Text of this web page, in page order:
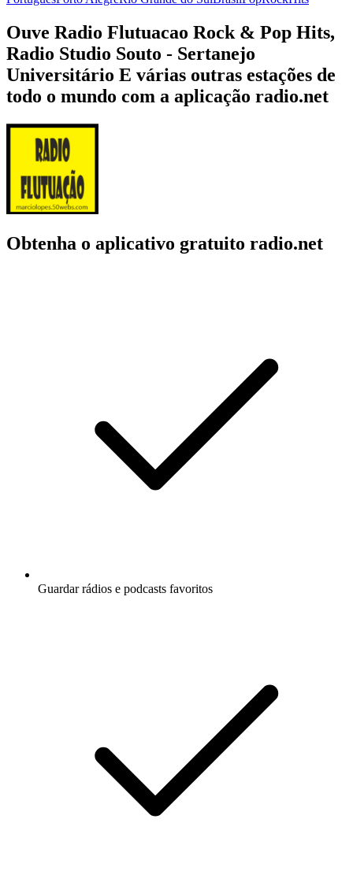
Ouve Radio Flutuacao Rock & Pop Hits,
Radio Studio Souto - Sertanejo
Universitário E várias outras estações de
todo o mundo com a aplicação radio.net
Obtenha o aplicativo gratuito radio.net
Guardar rádios e podcasts favoritos